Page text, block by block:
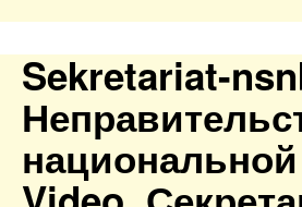
Sekretariat-